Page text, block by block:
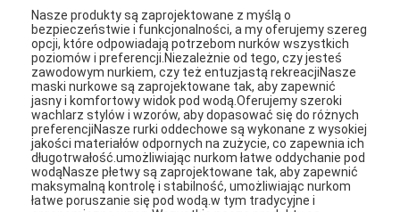
Nasze produkty są zaprojektowane z myślą o
bezpieczeństwie i funkcjonalności, a my oferujemy szereg
opcji, które odpowiadają potrzebom nurków wszystkich
poziomów i preferencji.Niezależnie od tego, czy jesteś
zawodowym nurkiem, czy też entuzjastą rekreacjiNasze
maski nurkowe są zaprojektowane tak, aby zapewnić
jasny i komfortowy widok pod wodą.Oferujemy szeroki
wachlarz stylów i wzorów, aby dopasować się do różnych
preferencjiNasze rurki oddechowe są wykonane z wysokiej
jakości materiałów odpornych na zużycie, co zapewnia ich
długotrwałość.umożliwiając nurkom łatwe oddychanie pod
wodąNasze płetwy są zaprojektowane tak, aby zapewnić
maksymalną kontrolę i stabilność, umożliwiając nurkom
łatwe poruszanie się pod wodą.w tym tradycyjne i